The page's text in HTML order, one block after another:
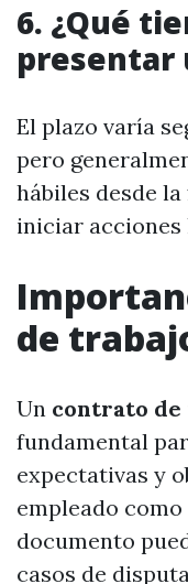
6. ¿Qué
presentar
El plazo varía
pero
hábiles desde
iniciar acciones
de
Un contrato de
fundamental
expectativas y
empleado
documento
casos de